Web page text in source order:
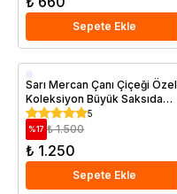
Sepete Ekle
Saksıda
Sarı Mercan Çanı Çiçeği Özel
Koleksiyon Büyük Saksıda
Heuchera Lemon Chiffon
5
%17 ₺ 1.500
₺ 1.250
Sepete Ekle